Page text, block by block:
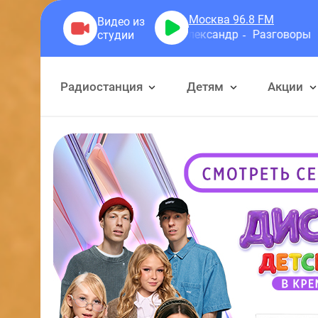
Москва 96.8 FM
Герра Александр
Разговоры
Радиостанция Детям Акции